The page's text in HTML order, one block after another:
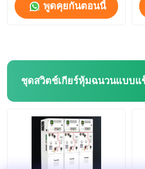
พูดคุยกันตอนนี้
ชุดสวิตช์เกียร์หุ้มฉนวนแบบแ